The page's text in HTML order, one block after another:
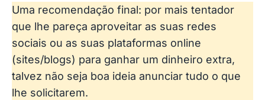
Uma recomendação final: por mais tentador
que lhe pareça aproveitar as suas redes
sociais ou as suas plataformas online
(sites/blogs) para ganhar um dinheiro extra,
talvez não seja boa ideia anunciar tudo o que
lhe solicitarem.